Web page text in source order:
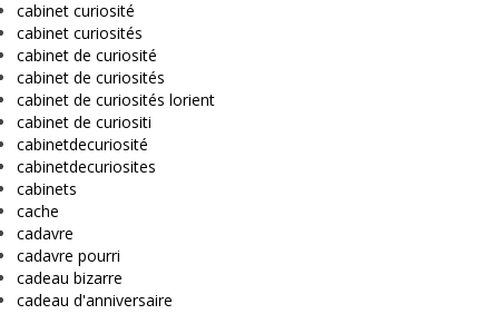
cabinet curiosité
cabinet curiosités
cabinet de curiosité
cabinet de curiosités
cabinet de curiosités lorient
cabinet de curiositi
cabinetdecuriosité
cabinetdecuriosites
cabinets
cache
cadavre
cadavre pourri
cadeau bizarre
cadeau d'anniversaire